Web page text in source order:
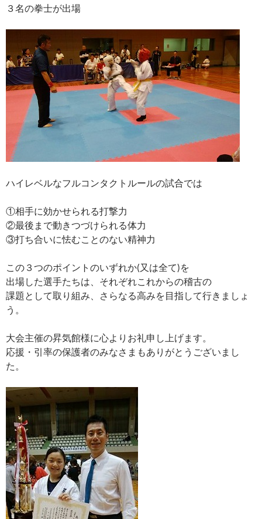
３名の拳士が出場
ハイレベルなフルコンタクトルールの試合では
①相手に効かせられる打撃力
②最後まで動きつづけられる体力
③打ち合いに怯むことのない精神力
この３つのポイントのいずれか(又は全て)を
出場した選手たちは、それぞれこれからの稽古の
課題として取り組み、さらなる高みを目指して行きましょ
う。
大会主催の昇気館様に心よりお礼申し上げます。
応援・引率の保護者のみなさまもありがとうございまし
た。